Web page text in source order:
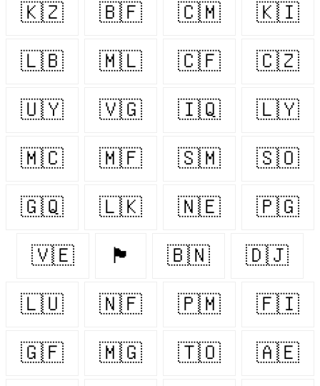
🇰🇿 🇧🇫 🇨🇲 🇰🇮
🇱🇧 🇲🇱 🇨🇫 🇨🇿
🇺🇾 🇻🇬 🇮🇶 🇱🇾
🇲🇨 🇲🇫 🇸🇲 🇸🇴
🇬🇶 🇱🇰 🇳🇪 🇵🇬
🇻🇪 🏴󠁧󠁢󠁷󠁬󠁳󠁿 🇧🇳 🇩🇯
🇱🇺 🇳🇫 🇵🇲 🇫🇮
🇬🇫 🇲🇬 🇹🇴 🇦🇪